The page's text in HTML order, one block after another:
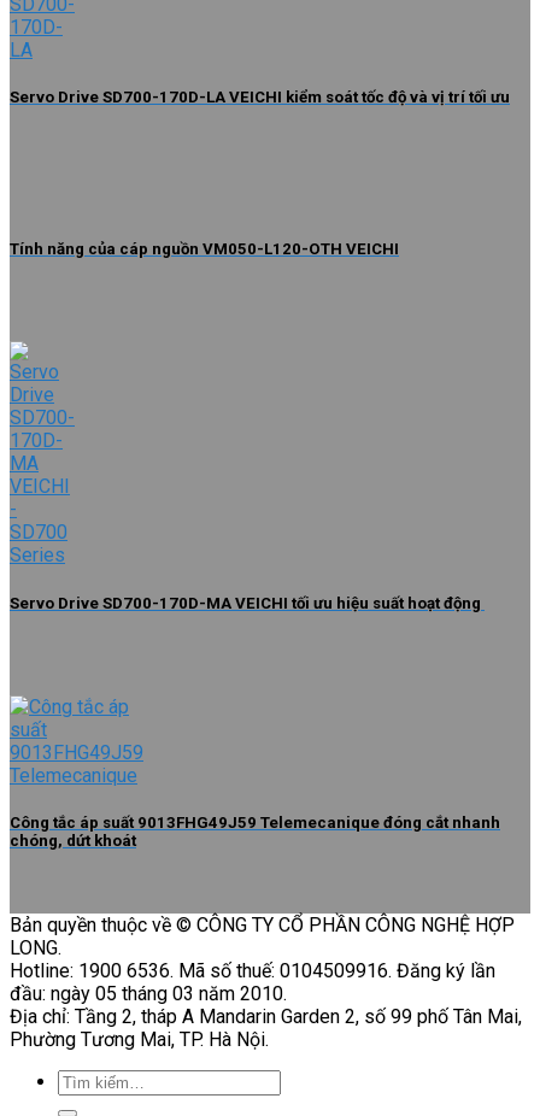
Servo Drive SD700-170D-LA VEICHI kiểm soát tốc độ và vị trí tối ưu
Tính năng của cáp nguồn VM050-L120-OTH VEICHI
Servo Drive SD700-170D-MA VEICHI tối ưu hiệu suất hoạt động
Công tắc áp suất 9013FHG49J59 Telemecanique đóng cắt nhanh
chóng, dứt khoát
Bản quyền thuộc về © CÔNG TY CỔ PHẦN CÔNG NGHỆ HỢP
LONG.
Hotline: 1900 6536. Mã số thuế: 0104509916. Đăng ký lần
đầu: ngày 05 tháng 03 năm 2010.
Địa chỉ: Tầng 2, tháp A Mandarin Garden 2, số 99 phố Tân Mai,
Phường Tương Mai, TP. Hà Nội.
Tìm
kiếm: